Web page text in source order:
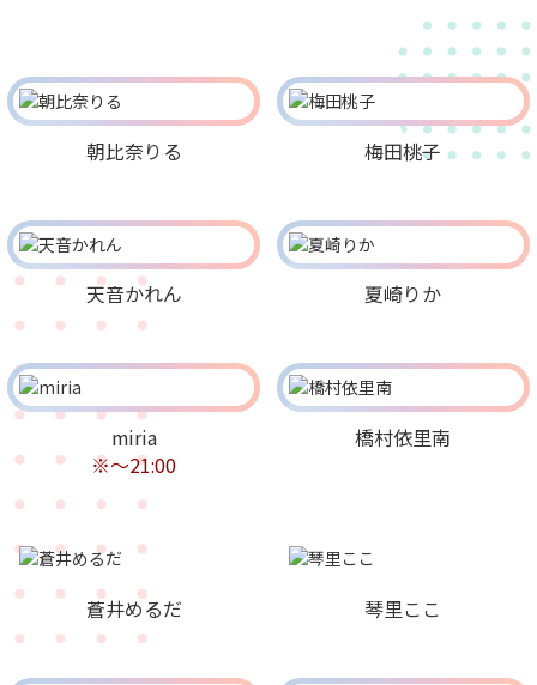
朝比奈りる 梅田桃子
天音かれん 夏崎りか
miria
※～21:00
橋村依里南
蒼井めるだ 琴里ここ